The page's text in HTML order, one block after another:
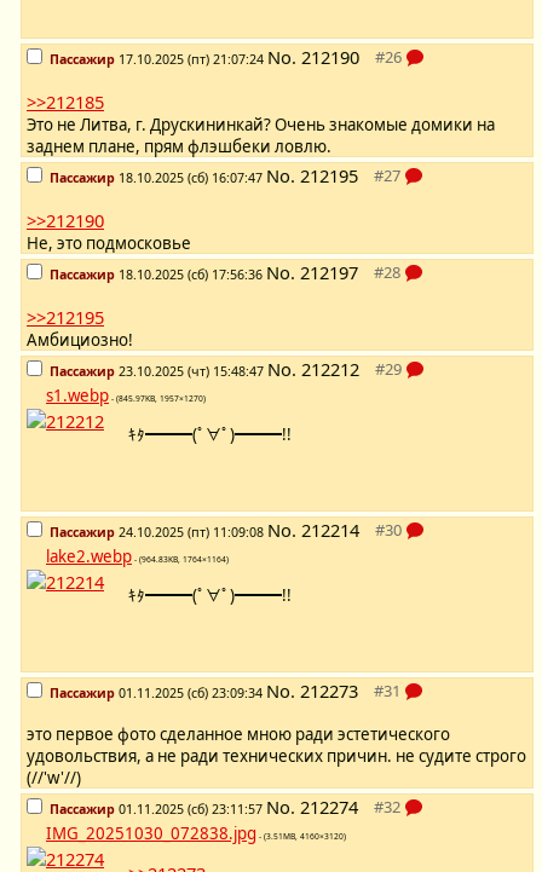
Пассажир 17.10.2025 (пт) 21:07:24 No. 212190
>>212185
Это не Литва, г. Друскининкай? Очень знакомые домики на
заднем плане, прям флэшбеки ловлю.
Пассажир 18.10.2025 (сб) 16:07:47 No. 212195
>>212190
Не, это подмосковье
Пассажир 18.10.2025 (сб) 17:56:36 No. 212197
>>212195
Амбициозно!
Пассажир 23.10.2025 (чт) 15:48:47 No. 212212
s1.webp - (845.97KB, 1957×1270)
ｷﾀ━━━(ﾟ∀ﾟ)━━━!!
Пассажир 24.10.2025 (пт) 11:09:08 No. 212214
lake2.webp - (964.83KB, 1764×1164)
ｷﾀ━━━(ﾟ∀ﾟ)━━━!!
Пассажир 01.11.2025 (сб) 23:09:34 No. 212273
это первое фото сделанное мною ради эстетического
удовольствия, а не ради технических причин. не судите строго
(//'w'//)
Пассажир 01.11.2025 (сб) 23:11:57 No. 212274
IMG_20251030_072838.jpg - (3.51MB, 4160×3120)